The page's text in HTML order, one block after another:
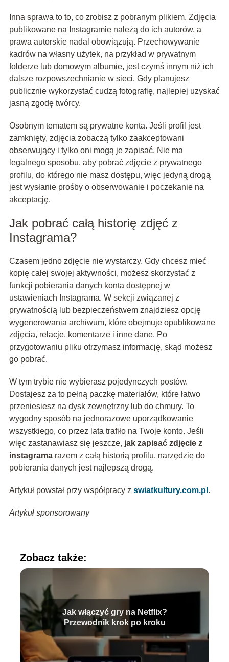
Inna sprawa to to, co zrobisz z pobranym plikiem. Zdjęcia
publikowane na Instagramie należą do ich autorów, a
prawa autorskie nadal obowiązują. Przechowywanie
kadrów na własny użytek, na przykład w prywatnym
folderze lub domowym albumie, jest czymś innym niż ich
dalsze rozpowszechnianie w sieci. Gdy planujesz
publicznie wykorzystać cudzą fotografię, najlepiej uzyskać
jasną zgodę twórcy.
Osobnym tematem są prywatne konta. Jeśli profil jest
zamknięty, zdjęcia zobaczą tylko zaakceptowani
obserwujący i tylko oni mogą je zapisać. Nie ma
legalnego sposobu, aby pobrać zdjęcie z prywatnego
profilu, do którego nie masz dostępu, więc jedyną drogą
jest wysłanie prośby o obserwowanie i poczekanie na
akceptację.
Jak pobrać całą historię zdjęć z
Instagrama?
Czasem jedno zdjęcie nie wystarczy. Gdy chcesz mieć
kopię całej swojej aktywności, możesz skorzystać z
funkcji pobierania danych konta dostępnej w
ustawieniach Instagrama. W sekcji związanej z
prywatnością lub bezpieczeństwem znajdziesz opcję
wygenerowania archiwum, które obejmuje opublikowane
zdjęcia, relacje, komentarze i inne dane. Po
przygotowaniu pliku otrzymasz informację, skąd możesz
go pobrać.
W tym trybie nie wybierasz pojedynczych postów.
Dostajesz za to pełną paczkę materiałów, które łatwo
przeniesiesz na dysk zewnętrzny lub do chmury. To
wygodny sposób na jednorazowe uporządkowanie
wszystkiego, co przez lata trafiło na Twoje konto. Jeśli
więc zastanawiasz się jeszcze, jak zapisać zdjęcie z
instagramarazem z całą historią profilu, narzędzie do
pobierania danych jest najlepszą drogą.
Artykuł powstał przy współpracy z swiatkultury.com.pl .
Artykuł sponsorowany
Zobacz także:
Jak włączyć gry na Netflix?
Przewodnik krok po kroku